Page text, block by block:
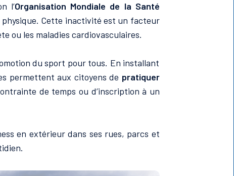
l’Organisation Mondiale de la Santé
Cette inactivité est un facteur
ou les maladies cardiovasculaires.
du sport pour tous. En installant
permettent aux citoyens de pratiquer
de temps ou d’inscription à un
en extérieur dans ses rues, parcs et